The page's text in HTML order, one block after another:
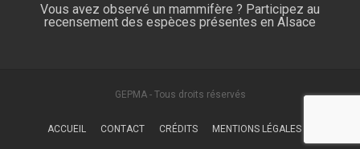
Vous avez observé un mammifère ? Participez au
recensement des espèces présentes en Alsace
GEPMA - Tous droits réservés
ACCUEIL CONTACT CRÉDITS MENTIONS LÉGALES